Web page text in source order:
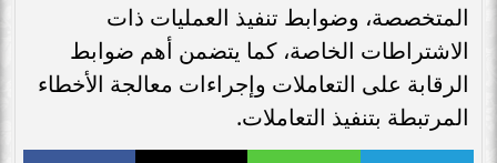
المتخصصة، وضوابط تنفيذ العمليات ذات
الاشتراطات الخاصة، كما يتضمن أهم ضوابط
الرقابة على التعاملات وإجراءات معالجة الأخطاء
المرتبطة بتنفيذ التعاملات.